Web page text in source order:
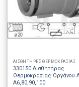
ΑΙΣΘΗΤΗΡΕΣ ΘΕΡΜΟΚΡΑΣΙΑΣ
330150 Αισθητήρας
Θερμοκρασίας Οργάνου
A6,80,90,100